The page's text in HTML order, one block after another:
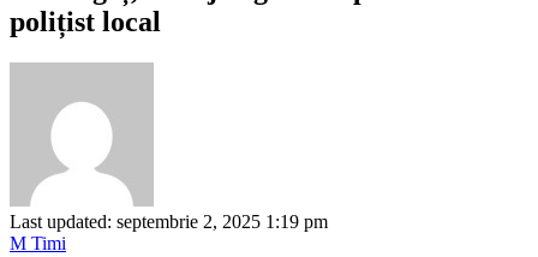
polițist local
Last updated: septembrie 2, 2025 1:19 pm
M Timi